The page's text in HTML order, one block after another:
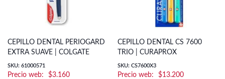
CEPILLO DENTAL PERIOGARD
EXTRA SUAVE | COLGATE
SKU: 61000571
$3.160
CEPILLO DENTAL CS 7600
TRIO | CURAPROX
SKU: CS7600X3
$13.200